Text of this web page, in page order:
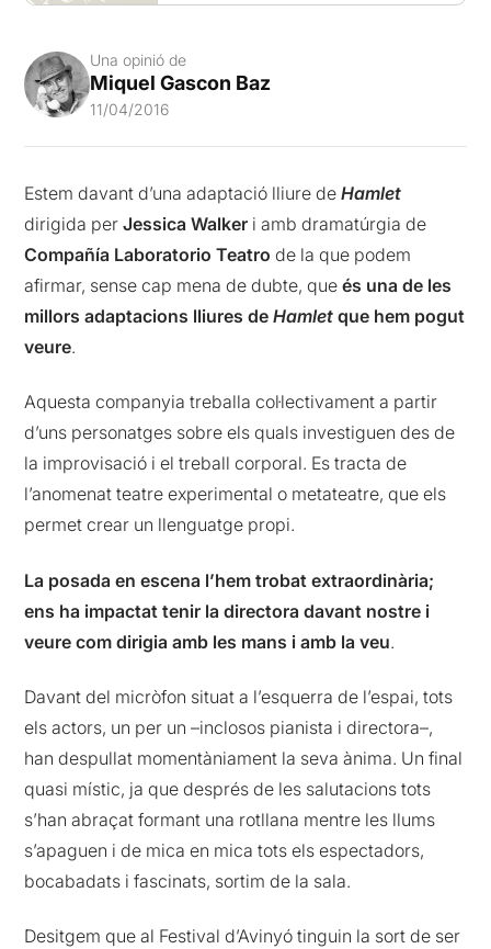
Una opinió de
Miquel Gascon Baz
11/04/2016
Estem davant d’una adaptació lliure deHamlet
dirigida perJessica Walker i amb dramatúrgia de
Compañía Laboratorio Teatro de la que podem
afirmar, sense cap mena de dubte, queés una de les
millors adaptacions lliures deHamlet que hem pogut
veure.
Aquesta companyia treballa col·lectivament a partir
d’uns personatges sobre els quals investiguen des de
la improvisació i el treball corporal. Es tracta de
l’anomenat teatre experimental o metateatre, que els
permet crear un llenguatge propi.
La posada en escena l’hem trobat extraordinària;
ens ha impactat tenir la directora davant nostre i
veure com dirigia amb les mans i amb la veu.
Davant del micròfon situat a l’esquerra de l’espai, tots
els actors, un per un –inclosos pianista i directora–,
han despullat momentàniament la seva ànima. Un final
quasi místic, ja que després de les salutacions tots
s’han abraçat formant una rotllana mentre les llums
s’apaguen i de mica en mica tots els espectadors,
bocabadats i fascinats, sortim de la sala.
Desitgem que al Festival d’Avinyó tinguin la sort de ser